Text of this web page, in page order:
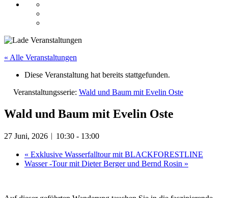
« Alle Veranstaltungen
Diese Veranstaltung hat bereits stattgefunden.
Veranstaltungsserie: Wald und Baum mit Evelin Oste
Wald und Baum mit Evelin Oste
27 Juni, 2026︱10:30 - 13:00
« Exklusive Wasserfalltour mit BLACKFORESTLINE
Wasser -Tour mit Dieter Berger und Bernd Rosin »